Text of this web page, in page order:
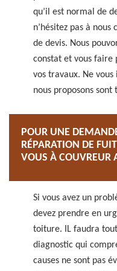
qu’il est normal de
n’hésitez pas à
de devis. Nous
constat et vous faire
vos travaux. Ne
nous proposons
POUR UNE
RÉPARATION DE
VOUS À COUVREUR
Si vous avez un
devez prendre en
toiture. IL faudra
diagnostic qui
causes ne sont pas